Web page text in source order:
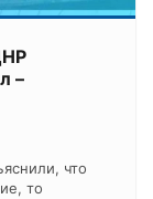
–
что
то